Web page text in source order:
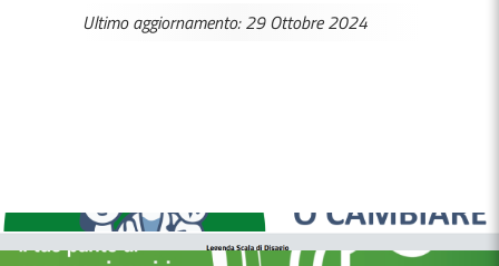
Ultimo aggiornamento: 29 Ottobre 2024
BOLLETTINI DISAGIO DA CALORE
CASE DI COMUNITÀ
OSPEDALE DI COMUNITÀ